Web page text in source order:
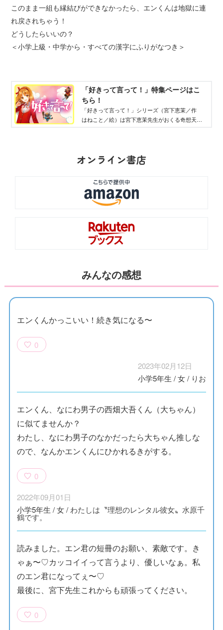
このまま一組も縁結びができなかったら、エンくんは地獄に連
れ戻されちゃう！
どうしたらいいの？
＜小学上級・中学から・すべての漢字にふりがなつき＞
「好きって言って！」特集ページはこ
ちら！
「好きって言って！」シリーズ（宮下恵茉／作
はねこと／絵）は宮下恵茉先生がおくる奇想天外
オンライン書店
みんなの感想
エンくんかっこいい！続き気になる〜
0
2023年02月12日
小学5年生 /女/ りお
エンくん、なにわ男子の西畑大吾くん（大ちゃん）
に似てませんか？
わたし、なにわ男子のなかだったら大ちゃん推しな
ので、なんかエンくんにひかれるきがする。
0
2022年09月01日
小学5年生 /女/わたしは〝理想のレンタル彼女〟水原千
鶴です。
読みました。エン君の短冊のお願い、素敵です。き
ゃぁ〜♡カッコイイって言うより、優しいなぁ。私
のエン君になってぇ〜♡
最後に、宮下先生これからも頑張ってください。
0